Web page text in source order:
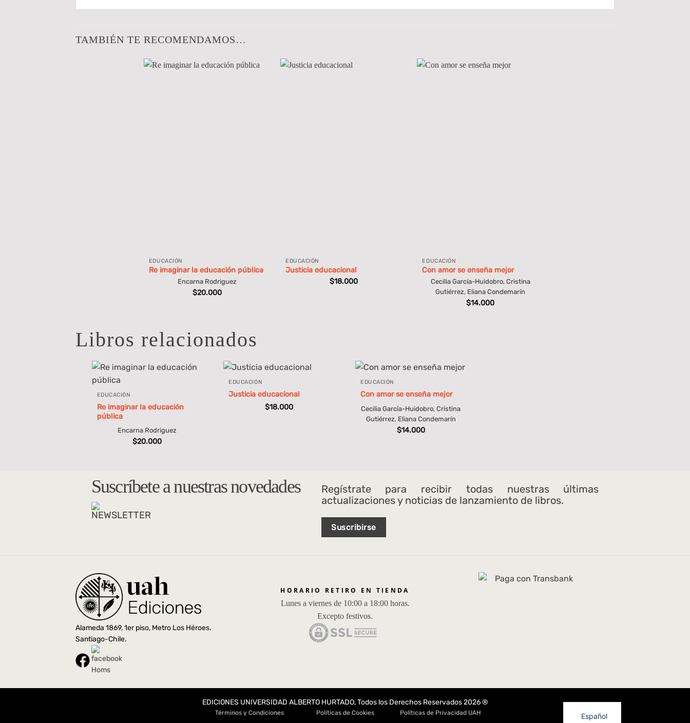
TAMBIÉN TE RECOMENDAMOS…
EDUCACIÓN
Re imaginar la educación pública
Encarna Rodriguez
$20.000
EDUCACIÓN
Justicia educacional
$18.000
EDUCACIÓN
Con amor se enseña mejor
Cecilia García-Huidobro, Cristina
Gutiérrez, Eliana Condemarín
$14.000
Libros relacionados
EDUCACIÓN
Re imaginar la educación
pública
Encarna Rodriguez
$20.000
EDUCACIÓN
Justicia educacional
$18.000
EDUCACIÓN
Con amor se enseña mejor
Cecilia García-Huidobro, Cristina
Gutiérrez, Eliana Condemarín
$14.000
Suscríbete a nuestras novedades
Regístrate para recibir todas nuestras últimas
actualizaciones y noticias de lanzamiento de libros.
Suscribirse
Alameda 1869, 1er piso, Metro Los Héroes.
Santiago-Chile.
HORARIO RETIRO EN TIENDA
Lunes a viernes de 10:00 a 18:00 horas.
Excepto festivos.
EDICIONES UNIVERSIDAD ALBERTO HURTADO, Todos los Derechos Reservados 2026 ®
Términos y Condiciones Políticas de Cookies Políticas de Privacidad UAH Español